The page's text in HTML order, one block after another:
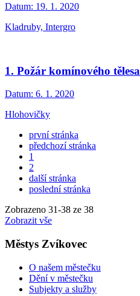
Datum: 19. 1. 2020
Kladruby, Intergro
1. Požár komínového tělesa
Datum: 6. 1. 2020
Hlohovičky
první stránka
předchozí stránka
1
2
další stránka
poslední stránka
Zobrazeno 31-38 ze 38
Zobrazit vše
Městys Zvíkovec
O našem městečku
Dění v městečku
Subjekty a služby